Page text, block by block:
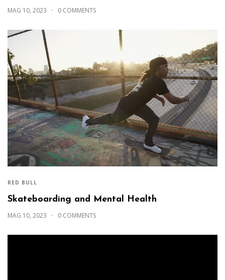
MAG 10, 2023 0 COMMENTS
RED BULL
Skateboarding and Mental Health
MAG 10, 2023 0 COMMENTS